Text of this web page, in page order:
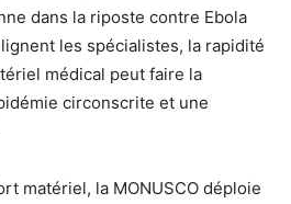
dans la riposte contre Ebola
les spécialistes, la rapidité
médical peut faire la
circonscrite et une
matériel, la MONUSCO déploie